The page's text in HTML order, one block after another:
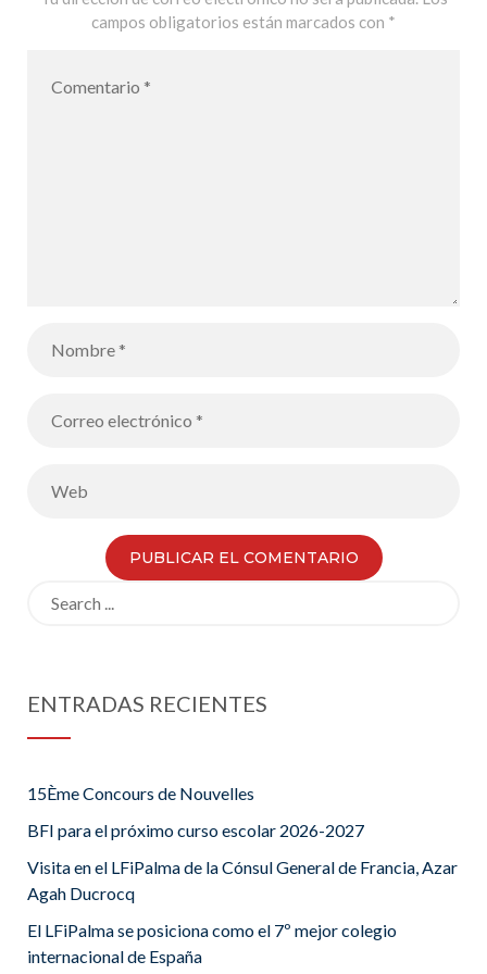
Français MLF
campos obligatorios están marcados con *
ENTRADAS RECIENTES
15Ème Concours de Nouvelles
BFI para el próximo curso escolar 2026-2027
Visita en el LFiPalma de la Cónsul General de Francia, Azar
Agah Ducrocq
El LFiPalma se posiciona como el 7º mejor colegio
internacional de España